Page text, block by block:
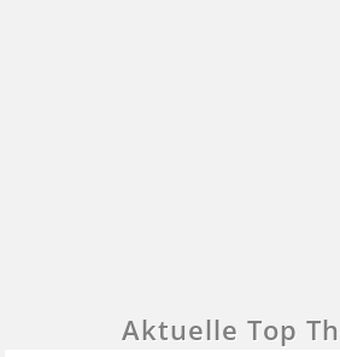
Aktuelle Top